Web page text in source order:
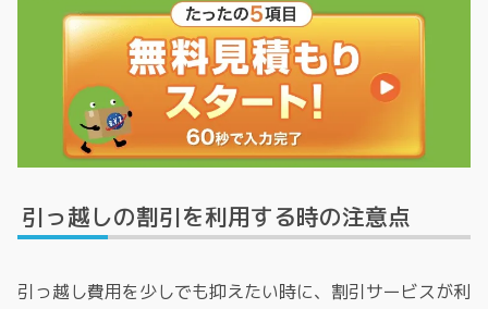
引っ越しの割引を利用する時の注意点
引っ越し費用を少しでも抑えたい時に、割引サービスが利